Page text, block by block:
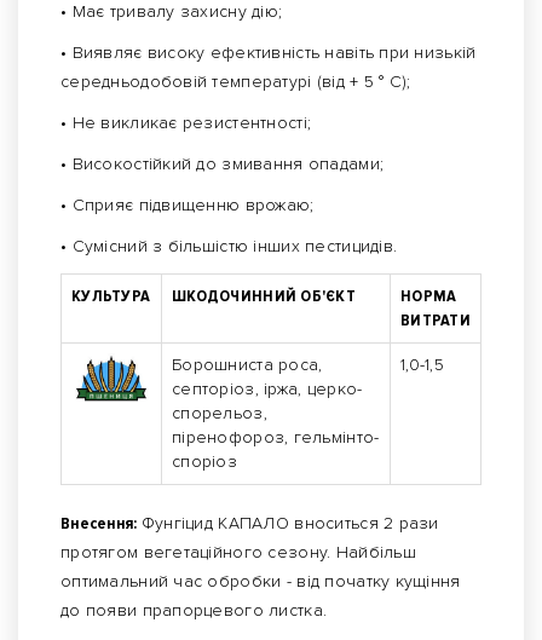
• Має тривалу захисну дію;
• Виявляє високу ефективність навіть при низькій
середньодобовій температурі (від + 5 ° С);
• Не викликає резистентності;
• Високостійкий до змивання опадами;
• Сприяє підвищенню врожаю;
• Сумісний з більшістю інших пестицидів.
КУЛЬТУРА ШКОДОЧИННИЙ ОБ'ЄКТ
НОРМА
ВИТРАТИ
Борошниста роса,
септоріоз, іржа, церко-
спорельоз,
піренофороз, гельмінто-
споріоз
1,0-1,5
Внесення: Фунгіцид КАПАЛО вноситься 2 рази
протягом вегетаційного сезону. Найбільш
оптимальний час обробки - від початку кущіння
до появи прапорцевого листка.